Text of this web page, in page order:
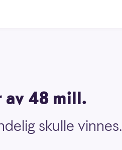
av 48 mill.
skulle vinnes.